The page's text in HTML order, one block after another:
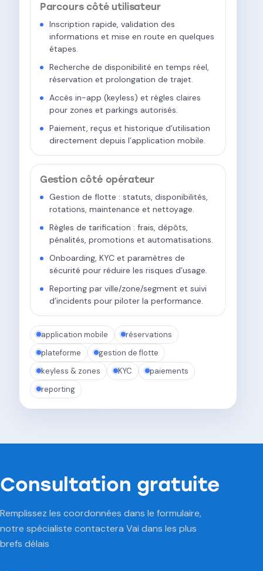
Parcours côté utilisateur
Inscription rapide, validation des
informations et mise en route en quelques
étapes.
Recherche de disponibilité en temps réel,
réservation et prolongation de trajet.
Accès in-app (keyless) et règles claires
pour zones et parkings autorisés.
Paiement, reçus et historique d’utilisation
directement depuis l’application mobile.
Gestion côté opérateur
Gestion de flotte : statuts, disponibilités,
rotations, maintenance et nettoyage.
Règles de tarification : frais, dépôts,
pénalités, promotions et automatisations.
Onboarding, KYC et paramètres de
sécurité pour réduire les risques d’usage.
Reporting par ville/zone/segment et suivi
d’incidents pour piloter la performance.
application mobile
réservations
plateforme
gestion de flotte
keyless & zones
KYC
paiements
reporting
Consultation gratuite
Remplissez les coordonnées dans le formulaire,
notre spécialiste contactera Vai dans les plus
brefs délais